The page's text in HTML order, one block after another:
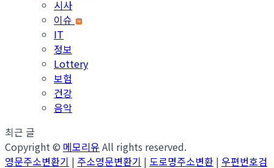
시사
이슈
IT
정보
Lottery
보험
건강
음악
최근 글
Copyright © 메모리유 All rights reserved.
영문주소변환기 | 주소영문변환기 | 도로명주소변환 | 우편번호검